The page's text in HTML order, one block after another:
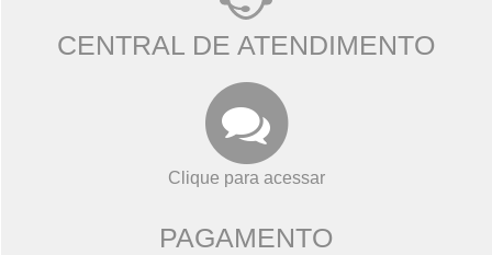
CENTRAL DE ATENDIMENTO
Clique para acessar
PAGAMENTO